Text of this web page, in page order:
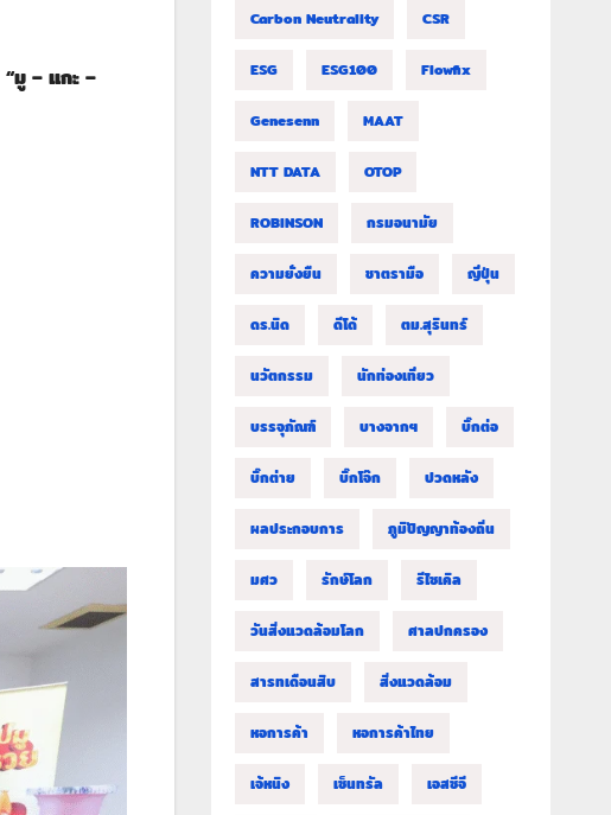
“มู – แกะ –
Carbon Neutrality CSR
ESG ESG100 Flowfix
Genesenn MAAT
NTT DATA OTOP
ROBINSON กรมอนามัย
ความยั่งยืน ชาตรามือ ญี่ปุ่น
ดร.นิด ดีโด้ ตม.สุรินทร์
นวัตกรรม นักท่องเที่ยว
บรรจุภัณฑ์ บางจากฯ บิ๊กต่อ
บิ๊กต่าย บิ๊กโจ๊ก ปวดหลัง
ผลประกอบการ ภูมิปัญญาท้องถิ่น
มศว รักษ์โลก รีไซเคิล
วันสิ่งแวดล้อมโลก ศาลปกครอง
สารทเดือนสิบ สิ่งแวดล้อม
หอการค้า หอการค้าไทย
เจ้หนิง เซ็นทรัล เอสซีจี